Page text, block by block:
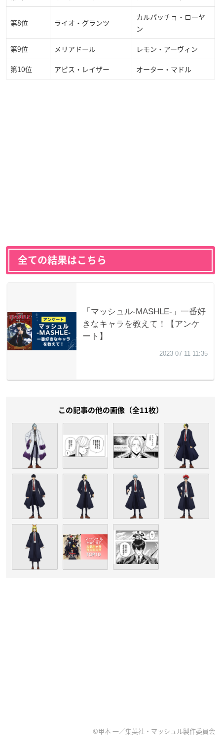
第8位 ライオ・グランツ
カルパッチョ・ローヤ
ン
第9位 メリアドール レモン・アーヴィン
第10位 アビス・レイザー オーター・マドル
全ての結果はこちら
この記事の他の画像（全11枚）
©甲本 一／集英社・マッシュル製作委員会